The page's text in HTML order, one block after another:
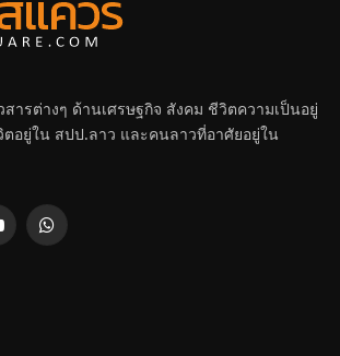
ารต่างๆ ด้านเศรษฐกิจ สังคม ชีวิตความเป็นอยู่
อยู่ใน สปป.ลาว และคนลาวที่อาศัยอยู่ใน
WhatsApp